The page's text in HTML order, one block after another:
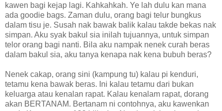
kawen bagi kejap lagi. Kahkahkah. Ye lah dulu kan mana
ada goodie bags. Zaman dulu, orang bagi telur bungkus
dalam tisu je. Susah nak bawak balik kalau takde bekas nak
simpan. Aku syak bakul sia inilah tujuannya, untuk simpan
telor orang bagi nanti. Bila aku nampak nenek curah beras
dalam bakul sia, aku tanya kenapa nak kena bubuh beras?
Nenek cakap, orang sini (kampung tu) kalau pi kenduri,
tetamu kena bawak beras. Ini kalau tetamu dari bukan
keluarga atau kenalan rapat. Kalau kenalam rapat, dorang
akan BERTANAM. Bertanam ni contohnya, aku kawenkan